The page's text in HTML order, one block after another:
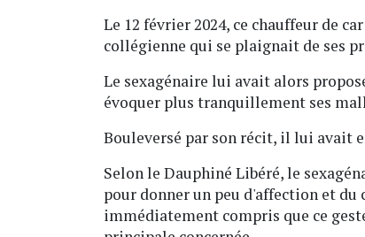
Le 12 février 2024, ce chauffeur de
collégienne qui se plaignait de ses
Le sexagénaire lui avait alors
évoquer plus tranquillement ses
Bouleversé par son récit, il lui avait
Selon le Dauphiné Libéré, le
pour donner un peu d'affection et
immédiatement compris que ce